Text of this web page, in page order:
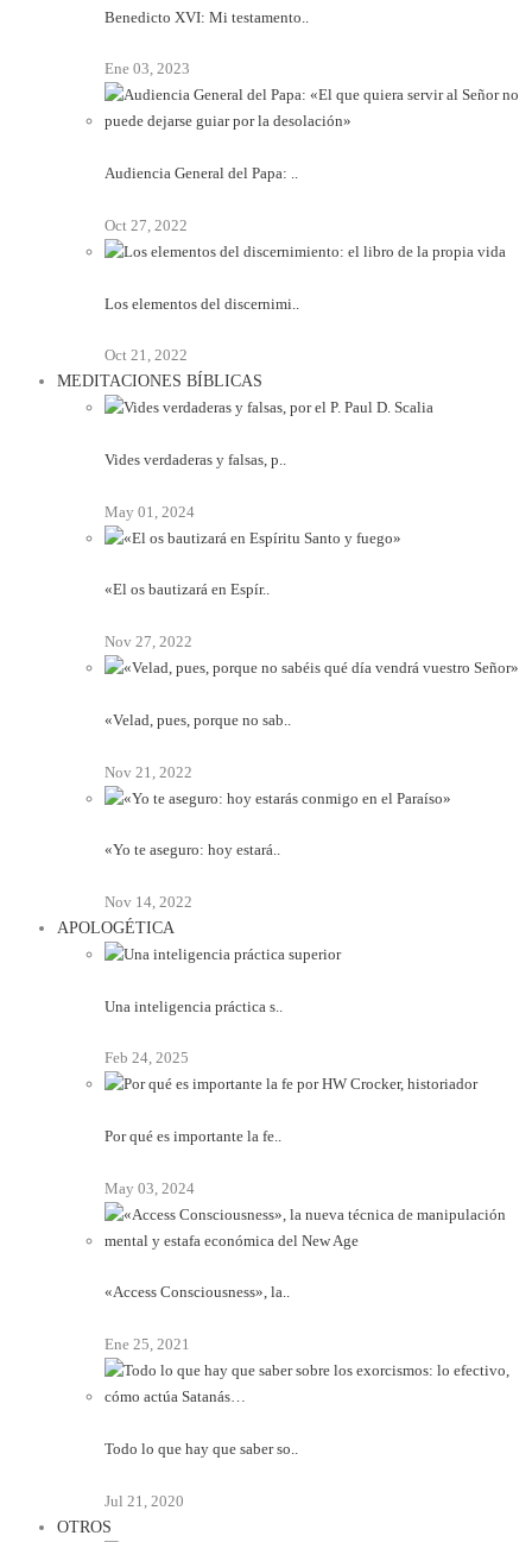
Benedicto XVI: Mi testamento..
Ene 03, 2023
Audiencia General del Papa: ..
Oct 27, 2022
Los elementos del discernimi..
Oct 21, 2022
MEDITACIONES BÍBLICAS
Vides verdaderas y falsas, p..
May 01, 2024
«El os bautizará en Espír..
Nov 27, 2022
«Velad, pues, porque no sab..
Nov 21, 2022
«Yo te aseguro: hoy estará..
Nov 14, 2022
APOLOGÉTICA
Una inteligencia práctica s..
Feb 24, 2025
Por qué es importante la fe..
May 03, 2024
«Access Consciousness», la..
Ene 25, 2021
Todo lo que hay que saber so..
Jul 21, 2020
OTROS